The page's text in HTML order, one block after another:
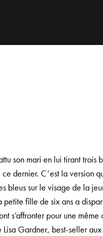
son mari en lui tirant trois
dernier. C’est la version
bleus sur le visage de la
fille de six ans a
s’affronter pour une même
Gardner, best-seller